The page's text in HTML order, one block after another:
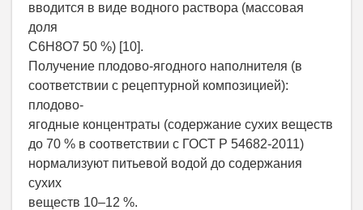
вводится в виде водного раствора (массовая
доля
C6H8O7 50 %) [10].
Получение плодово-ягодного наполнителя (в
соответствии с рецептурной композицией):
плодово-
ягодные концентраты (содержание сухих веществ
до 70 % в соответствии с ГОСТ Р 54682-2011)
нормализуют питьевой водой до содержания
сухих
веществ 10–12 %.